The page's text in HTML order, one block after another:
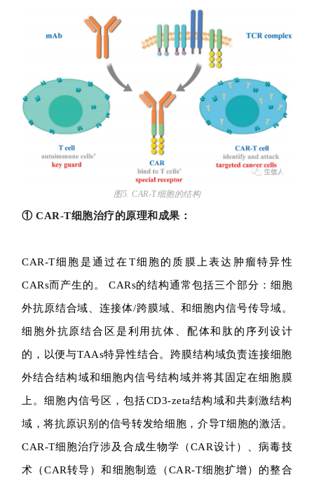
图5. CAR-T细胞的结构
① CAR-T细胞治疗的原理和成果：
CAR-T细胞是通过在T细胞的质膜上表达肿瘤特异性
CARs而产生的。 CARs的结构通常包括三个部分：细胞
外抗原结合域、连接体/跨膜域、和细胞内信号传导域。
细胞外抗原结合区是利用抗体、配体和肽的序列设计
的，以便与TAAs特异性结合。跨膜结构域负责连接细胞
外结合结构域和细胞内信号结构域并将其固定在细胞膜
上。细胞内信号区，包括CD3-zeta结构域和共刺激结构
域，将抗原识别的信号转发给细胞，介导T细胞的激活。
CAR-T细胞治疗涉及合成生物学（CAR设计）、病毒技
术（CAR转导）和细胞制造（CAR-T细胞扩增）的整合